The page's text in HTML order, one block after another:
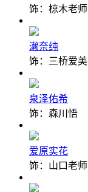
饰：椋木老师
濑奈纯
饰：三桥爱美
泉泽佑希
饰：森川悟
爱原实花
饰：山口老师